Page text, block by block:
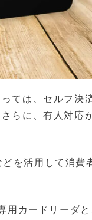
ては、セルフ決
らに、有人対応
を活用して消費
用カードリーダと